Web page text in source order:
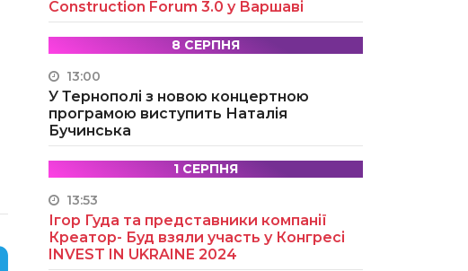
Construction Forum 3.0 у Варшаві
8 СЕРПНЯ
13:00
У Тернополі з новою концертною
програмою виступить Наталія
Бучинська
1 СЕРПНЯ
13:53
Ігор Гуда та представники компанії
Креатор- Буд взяли участь у Конгресі
INVEST IN UKRAINE 2024